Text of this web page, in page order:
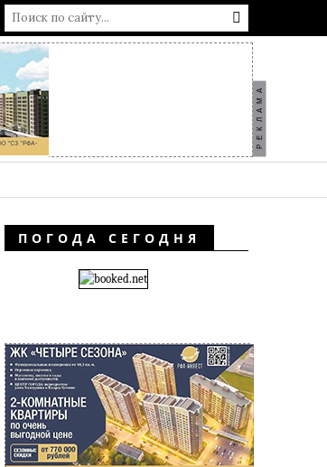
РЕКЛАМА
ПОГОДА СЕГОДНЯ